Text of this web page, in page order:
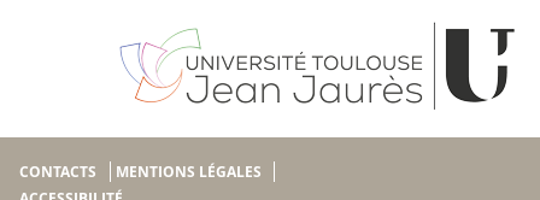
CONTACTS
MENTIONS LÉGALES